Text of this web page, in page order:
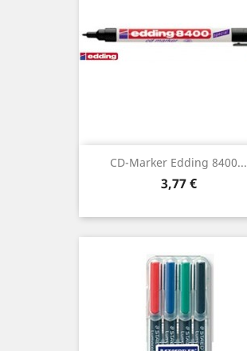
CD-Marker Edding 8400...
Preis
3,77 €